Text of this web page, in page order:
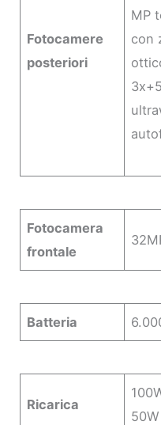
Fotocamere
posteriori
MP
con
Fotocamera
frontale
Batteria
Ricarica